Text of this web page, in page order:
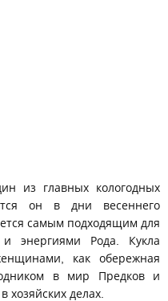
из главных кологодных
он в дни весеннего
самым подходящим для
энергиями Рода. Кукла
как обережная
в мир Предков и
делах.